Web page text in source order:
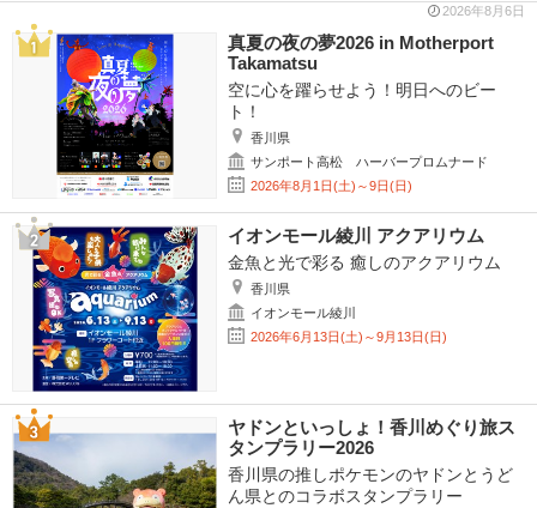
2026年8月6日
真夏の夜の夢2026 in Motherport
Takamatsu
空に心を躍らせよう！明日へのビー
ト！
香川県
サンポート高松 ハーバープロムナード
2026年8月1日(土)～9日(日)
イオンモール綾川 アクアリウム
金魚と光で彩る 癒しのアクアリウム
香川県
イオンモール綾川
2026年6月13日(土)～9月13日(日)
ヤドンといっしょ！香川めぐり旅ス
タンプラリー2026
香川県の推しポケモンのヤドンとうど
ん県とのコラボスタンプラリー